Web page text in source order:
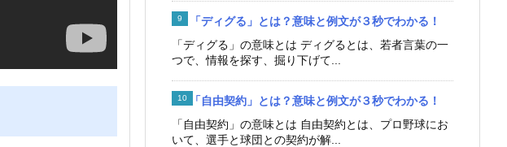
「ディグる」とは？意味と例文が３秒でわかる！
「ディグる」の意味とは ディグるとは、若者言葉の一
つで、情報を探す、掘り下げて...
「自由契約」とは？意味と例文が３秒でわかる！
「自由契約」の意味とは 自由契約とは、プロ野球にお
いて、選手と球団との契約が解...